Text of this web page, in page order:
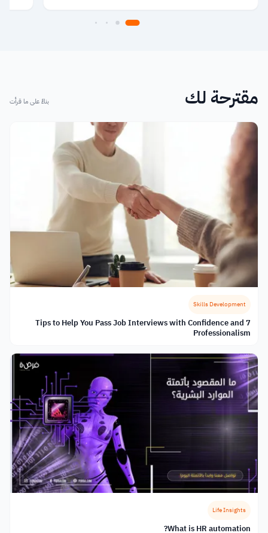
مقترحة لك بناءً على ما قرأت
Skills Development
7 Tips to Help You Pass Job Interviews with Confidence and
Professionalism
Life Insights
What is HR automation?